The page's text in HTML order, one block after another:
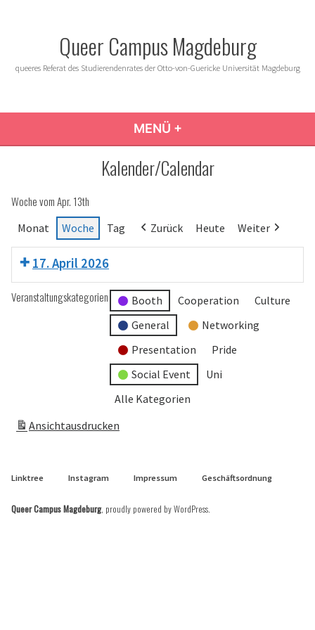
Queer Campus Magdeburg
queeres Referat des Studierendenrates der Otto-von-Guericke Universität Magdeburg
MENÜ +
Kalender/Calendar
Woche vom Apr. 13th
Monat Woche Tag Zurück Heute Weiter
17. April 2026
Veranstaltungskategorien Booth Cooperation
Culture
General
Networking
Presentation
Pride
Social Event
Uni
Alle Kategorien
Ansichtausdrucken
Linktree Instagram Impressum Geschäftsordnung
Queer Campus Magdeburg, proudly powered by WordPress.